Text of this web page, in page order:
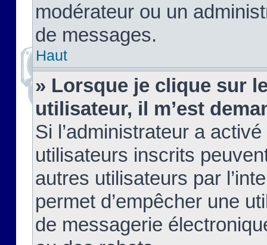
modérateur ou un
de messages.
Haut
» Lorsque je clique sur
utilisateur, il m’est
Si l’administrateur a
utilisateurs inscrits
autres utilisateurs par
permet d’empêcher une
de messagerie